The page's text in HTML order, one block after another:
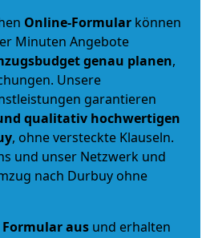
Online-Formular können
Minuten Angebote
genau planen,
Unsere
garantieren
qualitativ hochwertigen
, ohne versteckte Klauseln.
und unser Netzwerk und
nach Durbuy ohne
Formular aus und erhalten